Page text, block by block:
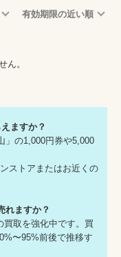
有効期限の近い順
ん。
ますか？
」の1,000円券や5,000
ストアまたはお近くの
れますか？
買取を強化中です。買
〜95%前後で推移す